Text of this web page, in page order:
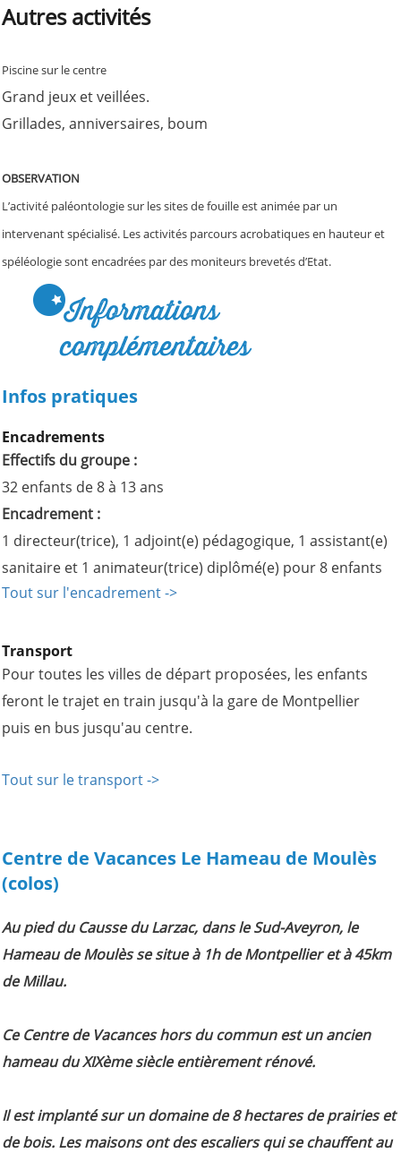
Autres activités
Piscine sur le centre
Grand jeux et veillées.
Grillades, anniversaires, boum
OBSERVATION
L’activité paléontologie sur les sites de fouille est animée par un
intervenant spécialisé. Les activités parcours acrobatiques en hauteur et
spéléologie sont encadrées par des moniteurs brevetés d’Etat.
Informations
complémentaires
Infos pratiques
Encadrements
Effectifs du groupe :
32 enfants de 8 à 13 ans
Encadrement :
1 directeur(trice), 1 adjoint(e) pédagogique, 1 assistant(e)
sanitaire et 1 animateur(trice) diplômé(e) pour 8 enfants
Tout sur l'encadrement ->
Transport
Pour toutes les villes de départ proposées, les enfants
feront le trajet en train jusqu'à la gare de Montpellier
puis en bus jusqu'au centre.
Tout sur le transport ->
Centre de Vacances Le Hameau de Moulès
(colos)
Au pied du Causse du Larzac, dans le Sud-Aveyron, le
Hameau de Moulès se situe à 1h de Montpellier et à 45km
de Millau.
Ce Centre de Vacances hors du commun est un ancien
hameau du XIXème siècle entièrement rénové.
Il est implanté sur un domaine de 8 hectares de prairies et
de bois. Les maisons ont des escaliers qui se chauffent au